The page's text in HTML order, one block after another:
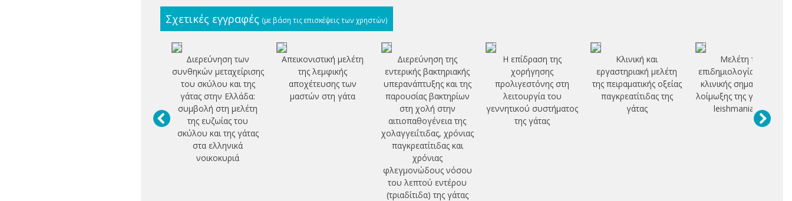
Σχετικές εγγραφές (με βάση τις επισκέψεις των χρηστών)
Διερεύνηση των
συνθηκών μεταχείρισης
του σκύλου και της
γάτας στην Ελλάδα:
συμβολή στη μελέτη
της ευζωίας του
σκύλου και της γάτας
στα ελληνικά
νοικοκυριά
Απεικονιστική μελέτη
της λεμφικής
αποχέτευσης των
μαστών στη γάτα
Διερεύνηση της
εντερικής βακτηριακής
υπερανάπτυξης και της
παρουσίας βακτηρίων
στη χολή στην
αιτιοπαθογένεια της
χολαγγειΐτιδας, χρόνιας
παγκρεατίτιδας και
χρόνιας
φλεγμονώδους νόσου
του λεπτού εντέρου
(τριαδίτιδα) της γάτας
Η επίδραση της
χορήγησης
προλιγεστόνης στη
λειτουργία του
γεννητικού συστήματος
της γάτας
Κλινική και
εργαστηριακή μελέτη
της πειραματικής οξείας
παγκρεατίτιδας της
γάτας
Μελέτη της
επιδημιολογίας και της
κλινικής σημασίας της
λοίμωξης της γάτας από
leishmania spp